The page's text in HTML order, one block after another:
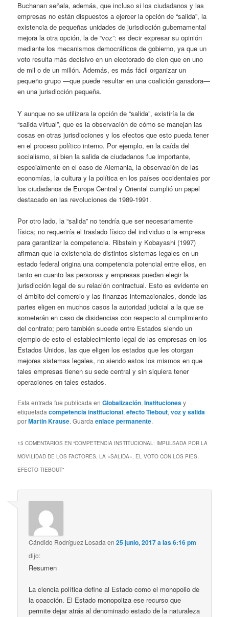
Buchanan señala, además, que incluso si los ciudadanos y las
empresas no están dispuestos a ejercer la opción de “salida”, la
existencia de pequeñas unidades de jurisdicción gubernamental
mejora la otra opción, la de “voz”: es decir expresar su opinión
mediante los mecanismos democráticos de gobierno, ya que un
voto resulta más decisivo en un electorado de cien que en uno
de mil o de un millón. Además, es más fácil organizar un
pequeño grupo —que puede resultar en una coalición ganadora—
en una jurisdicción pequeña.
Y aunque no se utilizara la opción de “salida”, existiría la de
“salida virtual”, que es la observación de cómo se manejan las
cosas en otras jurisdicciones y los efectos que esto pueda tener
en el proceso político interno. Por ejemplo, en la caída del
socialismo, si bien la salida de ciudadanos fue importante,
especialmente en el caso de Alemania, la observación de las
economías, la cultura y la política en los países occidentales por
los ciudadanos de Europa Central y Oriental cumplió un papel
destacado en las revoluciones de 1989-1991.
Por otro lado, la “salida” no tendría que ser necesariamente
física; no requeriría el traslado físico del individuo o la empresa
para garantizar la competencia. Ribstein y Kobayashi (1997)
afirman que la existencia de distintos sistemas legales en un
estado federal origina una competencia potencial entre ellos, en
tanto en cuanto las personas y empresas puedan elegir la
jurisdicción legal de su relación contractual. Esto es evidente en
el ámbito del comercio y las finanzas internacionales, donde las
partes eligen en muchos casos la autoridad judicial a la que se
someterán en caso de disidencias con respecto al cumplimiento
del contrato; pero también sucede entre Estados siendo un
ejemplo de esto el establecimiento legal de las empresas en los
Estados Unidos, las que eligen los estados que les otorgan
mejores sistemas legales, no siendo estos los mismos en que
tales empresas tienen su sede central y sin siquiera tener
operaciones en tales estados.
Esta entrada fue publicada enGlobalización,Institucionesy
etiquetadacompetencia institucional,efecto Tiebout,voz y salida
porMartin Krause. Guardaenlace permanente.
15 COMENTARIOS EN “COMPETENCIA INSTITUCIONAL: IMPULSADA POR LA
MOVILIDAD DE LOS FACTORES, LA «SALIDA», EL VOTO CON LOS PIES,
EFECTO TIEBOUT”
Cándido Rodríguez Losada en25 junio, 2017 a las 6:16 pm
dijo:
Resumen
La ciencia política define al Estado como el monopolio de
la coacción. El Estado monopoliza ese recurso que
permite dejar atrás al denominado estado de la naturaleza